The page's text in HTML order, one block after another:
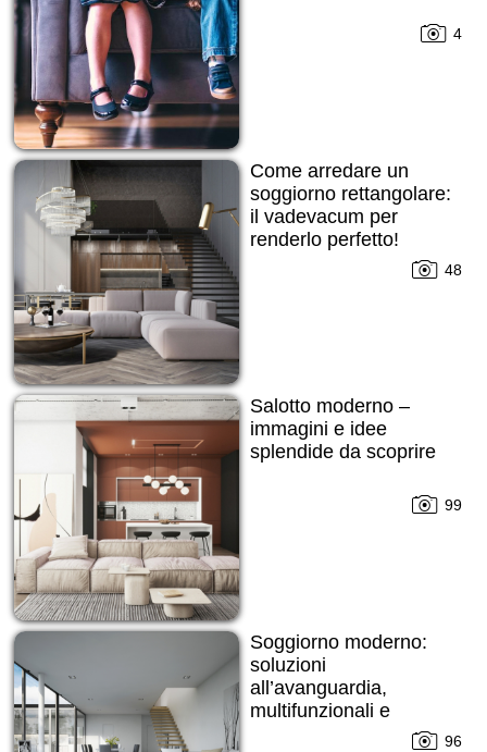
4
Come arredare un
soggiorno rettangolare:
il vadevacum per
renderlo perfetto!
48
Salotto moderno –
immagini e idee
splendide da scoprire
99
Soggiorno moderno:
soluzioni
all’avanguardia,
multifunzionali e
all’insegna del comfort 96